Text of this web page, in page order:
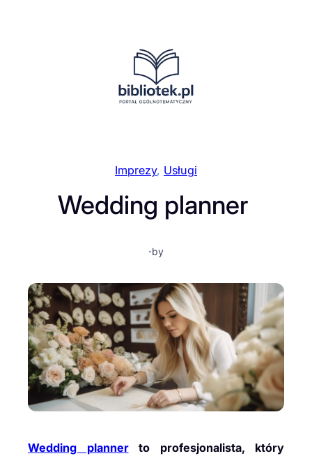
Imprezy, Usługi
Wedding planner
·by
Wedding plannerto profesjonalista, który